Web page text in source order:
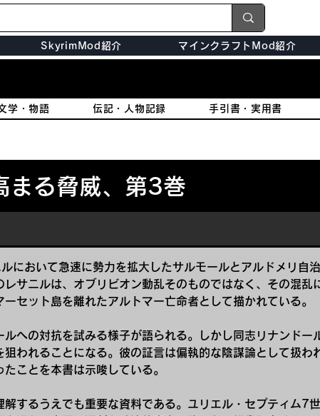
SkyrimMod紹介 マインクラフトMod紹介
学・物語 伝記・人物記録 手引書・実用書
まる脅威、第3巻
において急速に勢力を拡大したサルモールとアルドメリ自
サニルは、オブリビオン動乱そのものではなく、その混乱
セット島を離れたアルトマー亡命者として描かれている。
への対抗を試みる様子が語られる。しかし同志リナンドー
われることになる。彼の証言は偏執的な陰謀論として扱わ
ことを本書は示唆している。
するうえでも重要な資料である。ユリエル・セプティム7